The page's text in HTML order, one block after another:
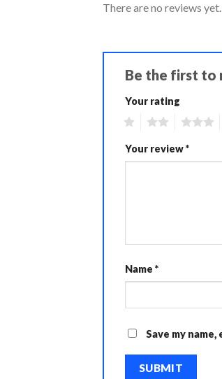
There are no reviews yet.
Be the first to
Your rating
Your review*
Name *
Save my